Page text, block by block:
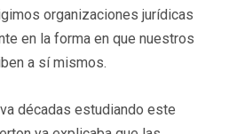
organizaciones jurídicas
en la forma en que nuestros
a sí mismos.
décadas estudiando este